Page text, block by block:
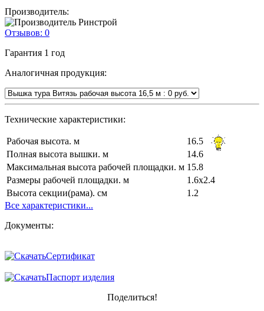
Производитель:
Отзывов: 0
Гарантия 1 год
Аналогичная продукция:
Технические характеристики:
Рабочая высота. м
16.5
Полная высота вышки. м
14.6
Максимальная высота рабочей площадки. м 15.8
Размеры рабочей площадки. м
1.6x2.4
Высота секции(рама). см
1.2
Все характеристики...
Документы:
Сертификат
Паспорт изделия
Поделиться!